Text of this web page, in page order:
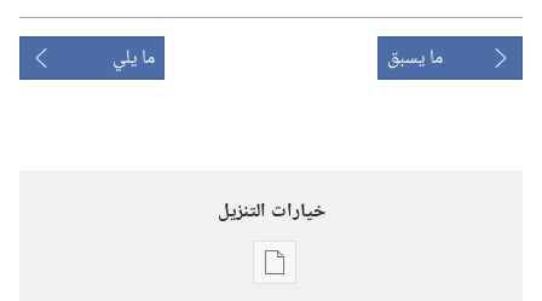
ما يسبق ما يلي
خيارات التنزيل
خيارات